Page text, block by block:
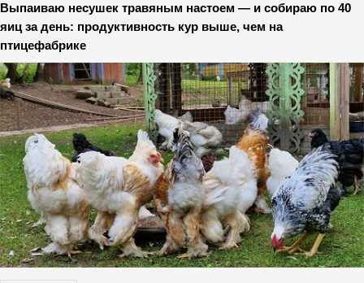
Выпаиваю несушек травяным настоем — и собираю по 40
яиц за день: продуктивность кур выше, чем на
птицефабрике